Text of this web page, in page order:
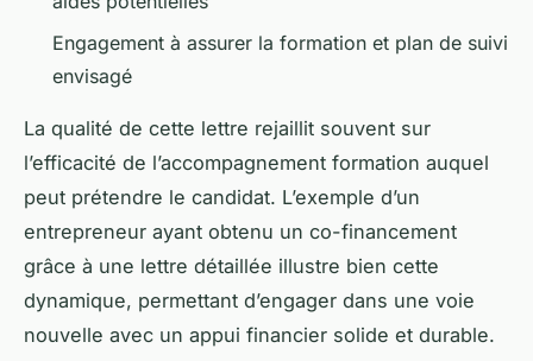
Engagement à assurer la formation et plan de suivi
envisagé
La qualité de cette lettre rejaillit souvent sur
l’efficacité de l’accompagnement formation auquel
peut prétendre le candidat. L’exemple d’un
entrepreneur ayant obtenu un co-financement
grâce à une lettre détaillée illustre bien cette
dynamique, permettant d’engager dans une voie
nouvelle avec un appui financier solide et durable.